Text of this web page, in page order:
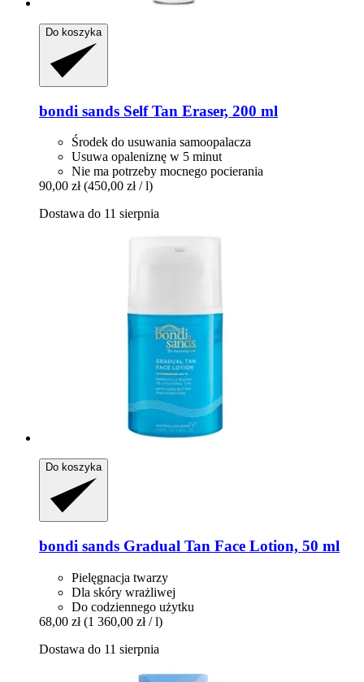
Do koszyka
bondi sands Self Tan Eraser, 200 ml
Środek do usuwania samoopalacza
Usuwa opaleniznę w 5 minut
Nie ma potrzeby mocnego pocierania
90,00 zł (450,00 zł / l)
Dostawa do 11 sierpnia
Do koszyka
bondi sands Gradual Tan Face Lotion, 50 ml
Pielęgnacja twarzy
Dla skóry wrażliwej
Do codziennego użytku
68,00 zł (1 360,00 zł / l)
Dostawa do 11 sierpnia